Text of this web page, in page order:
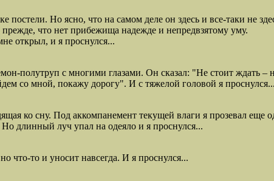
постели. Но ясно, что на самом деле он здесь и все-таки не
что нет прибежища надежде и непредвзятому уму.
открыл, и я проснулся...
полутруп с многими глазами. Он сказал: "Не стоит ждать –
со мной, покажу дорогу". И с тяжелой головой я проснулся...
ко сну. Под аккомпанемент текущей влаги я прозевал еще
длинный луч упал на одеяло и я проснулся...
что-то и уносит навсегда. И я проснулся...